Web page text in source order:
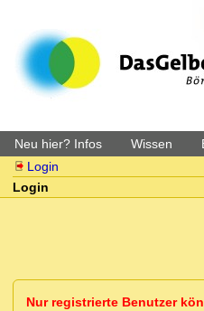
Neu hier? Infos Wissen
Login
Login
Nur registrierte Benutzer